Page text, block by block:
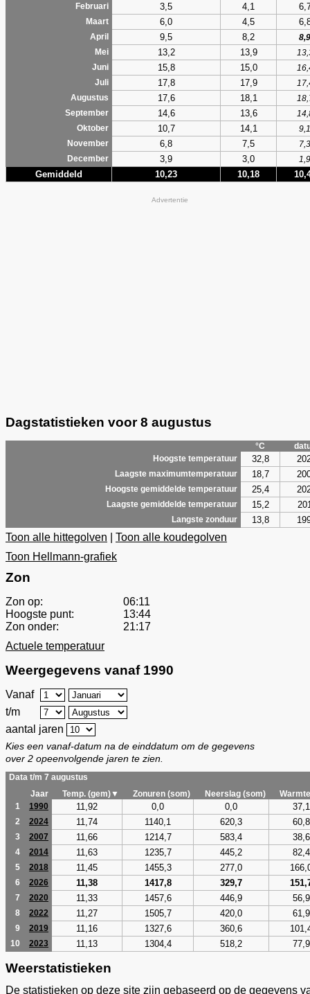
Februari 3,5 4,1
Maart 6,0 4,5
April 9,5 8,2
8,9
Mei
13,2 13,9
Juni
15,8 15,0
Juli
17,8 17,9
Augustus
17,6 18,1
September
14,6 13,6
Oktober
10,7 14,1
9,1
November
6,8 7,5
7,3
December
3,9 3,0 1,9
Gemiddeld 10,23 10,18
Advertentie
Dagstatistieken voor 8 augustus
°C
Hoogste temperatuur
32,8
Laagste maximumtemperatuur 18,7
Hoogste gemiddelde temperatuur 25,4
Laagste gemiddelde temperatuur 15,2
Langste zonduur 13,8
Toon alle hittegolven
Toon alle koudegolven
Toon Hellmann-grafiek
Zon
Zon op:
06:11
Hoogste punt:
13:44
Zon onder:
21:17
Actuele temperatuur
Weergegevens vanaf 1990
Vanaf
t/m
aantal jaren
Kies een vanaf-datum na de einddatum om de gegevens
over 2 opeenvolgende jaren te zien.
Data t/m 7 augustus
Jaar
Temp. (gem)▼ Zonuren (som) Neerslag (som)
1
1990 11,92 0,0 0,0 37,1
2 2024 11,74 1140,1 620,3 60,8
3 2007 11,66 1214,7 583,4 38,6
4 2014 11,63 1235,7 445,2 82,4
5 2018 11,45 1455,3 277,0
6 2026 11,38 1417,8 329,7
7 2020 11,33 1457,6 446,9 56,9
8 2022 11,27 1505,7 420,0 61,9
9 2019 11,16 1327,6 360,6
10 2023 11,13 1304,4 518,2 77,9
Weerstatistieken
De statistieken op deze site zijn gebaseerd op de gegevens